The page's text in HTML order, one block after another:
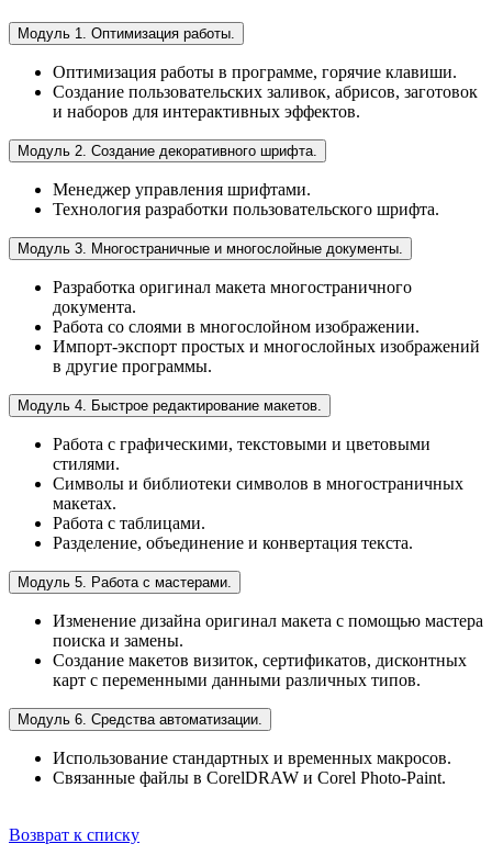
Модуль 1. Оптимизация работы.
Оптимизация работы в программе, горячие клавиши.
Создание пользовательских заливок, абрисов, заготовок
и наборов для интерактивных эффектов.
Модуль 2. Создание декоративного шрифта.
Менеджер управления шрифтами.
Технология разработки пользовательского шрифта.
Модуль 3. Многостраничные и многослойные документы.
Разработка оригинал макета многостраничного
документа.
Работа со слоями в многослойном изображении.
Импорт-экспорт простых и многослойных изображений
в другие программы.
Модуль 4. Быстрое редактирование макетов.
Работа с графическими, текстовыми и цветовыми
стилями.
Символы и библиотеки символов в многостраничных
макетах.
Работа с таблицами.
Разделение, объединение и конвертация текста.
Модуль 5. Работа с мастерами.
Изменение дизайна оригинал макета с помощью мастера
поиска и замены.
Создание макетов визиток, сертификатов, дисконтных
карт с переменными данными различных типов.
Модуль 6. Средства автоматизации.
Использование стандартных и временных макросов.
Связанные файлы в CorelDRAW и Corel Photo-Paint.
Возврат к списку